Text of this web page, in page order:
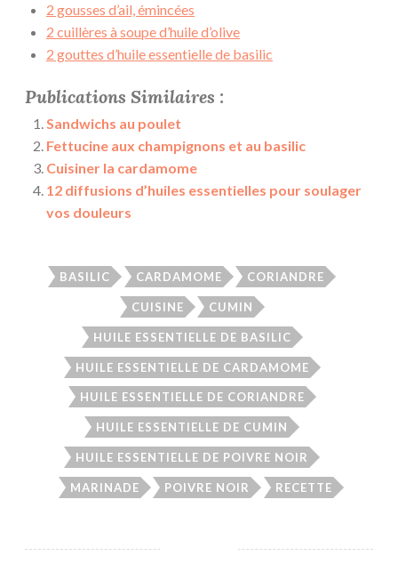
2 gousses d’ail, émincées
2 cuillères à soupe d’huile d’olive
2 gouttes d’huile essentielle de basilic
Publications Similaires :
Sandwichs au poulet
Fettucine aux champignons et au basilic
Cuisiner la cardamome
12 diffusions d’huiles essentielles pour soulager
vos douleurs
BASILIC CARDAMOME CORIANDRE
CUISINE CUMIN
HUILE ESSENTIELLE DE BASILIC
HUILE ESSENTIELLE DE CARDAMOME
HUILE ESSENTIELLE DE CORIANDRE
HUILE ESSENTIELLE DE CUMIN
HUILE ESSENTIELLE DE POIVRE NOIR
MARINADE POIVRE NOIR RECETTE